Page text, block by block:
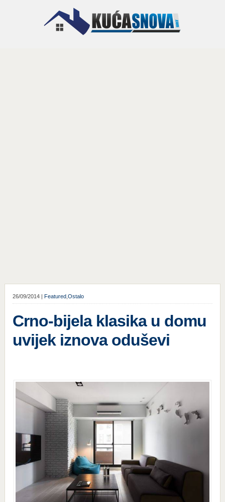
26/09/2014 | Featured, Ostalo
Crno-bijela klasika u domu
uvijek iznova oduševi